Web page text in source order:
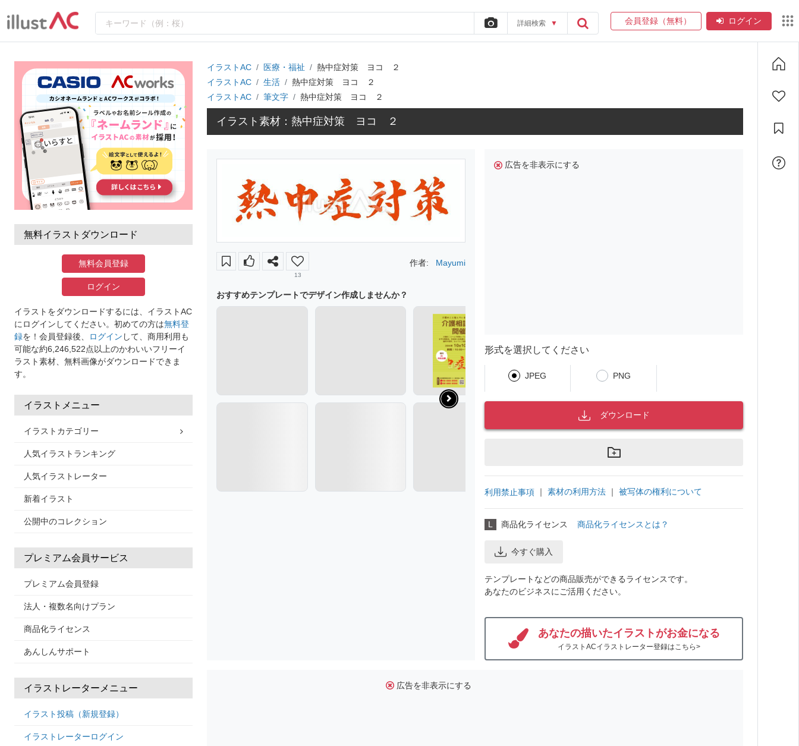
詳細検索 ▼ 会員登録（無料） ログイン
無料イラストダウンロード
無料会員登録
ログイン
イラストをダウンロードするには、イラストAC
にログインしてください。初めての方は無料登
録を！会員登録後、 ログイン して、商用利用も
可能な約6,246,522点以上のかわいいフリーイ
ラスト素材、無料画像がダウンロードできま
す。
イラストメニュー
イラストカテゴリー
人気イラストランキング
人気イラストレーター
新着イラスト
公開中のコレクション
プレミアム会員サービス
プレミアム会員登録
法人・複数名向けプラン
商品化ライセンス
あんしんサポート
イラストレーターメニュー
イラスト投稿（新規登録）
イラストレーターログイン
イラストAC 医療・福祉
熱中症対策 ヨコ ２
イラストAC
生活
熱中症対策 ヨコ ２
イラストAC
筆文字 熱中症対策 ヨコ ２
イラスト素材：熱中症対策 ヨコ ２
13
作者: Mayumi
おすすめテンプレートでデザイン作成しませんか？
広告を非表示にする
形式を選択してください
JPEG PNG
ダウンロード
利用禁止事項 ｜ 素材の利用方法 ｜ 被写体の権利について
L 商品化ライセンス 商品化ライセンスとは？
今すぐ購入
テンプレートなどの商品販売ができるライセンスです。
あなたのビジネスにご活用ください。
あなたの描いたイラストがお金になる
イラストACイラストレーター登録はこちら>
広告を非表示にする